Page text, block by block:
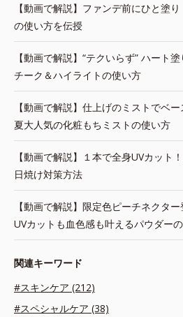
【動画で解説】ファンデ前にひと塗
の使い方を伝授
【動画で解説】“テクいらず” ハート
チーク＆ハイライトの使い方
【動画で解説】仕上げのミストでベ
夏大人気の化粧もちミストの使い方
【動画で解説】１本で全身UVカット
日焼け対策方法
【動画で解説】限定色ピーチネクター
UVカットも血色感も叶えるパウダー
関連キーワード
#スキンケア (212)
#スペシャルケア (38)